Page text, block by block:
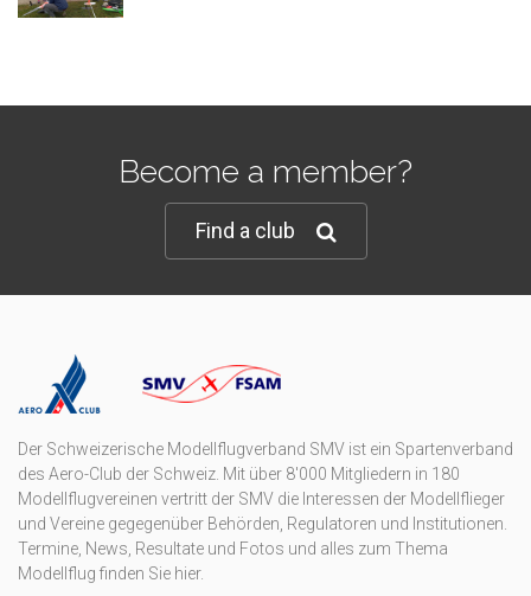
Become a member?
Find a club
Der Schweizerische Modellflugverband SMV ist ein Spartenverband
des Aero-Club der Schweiz. Mit über 8'000 Mitgliedern in 180
Modellflugvereinen vertritt der SMV die Interessen der Modellflieger
und Vereine gegegenüber Behörden, Regulatoren und Institutionen.
Termine, News, Resultate und Fotos und alles zum Thema
Modellflug finden Sie hier.